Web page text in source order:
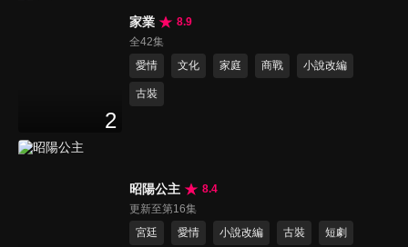
2
家業
8.9
全42集
愛情
文化 家庭 商戰 小說改編
古裝
昭陽公主
8.4
更新至第16集
宮廷
愛情 小說改編 古裝 短劇